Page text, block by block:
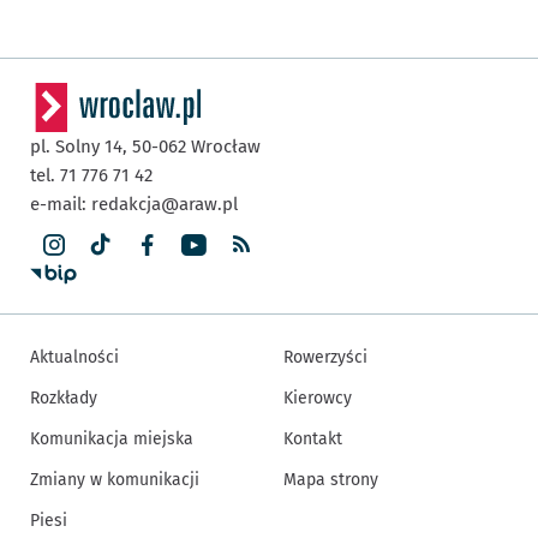
pl. Solny 14, 50-062 Wrocław
tel. 71 776 71 42
e-mail: redakcja@araw.pl
Aktualności
Rozkłady
Komunikacja miejska
Zmiany w komunikacji
Piesi
Rowerzyści
Kierowcy
Kontakt
Mapa strony